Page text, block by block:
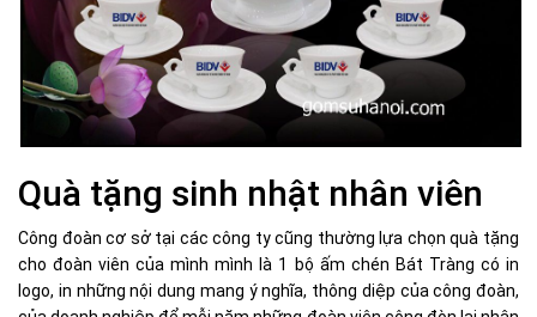
Quà tặng sinh nhật nhân viên
Công đoàn cơ sở tại các công ty cũng thường lựa chọn quà tặng
cho đoàn viên của mình mình là 1 bộ ấm chén Bát Tràng có in
logo, in những nội dung mang ý nghĩa, thông diệp của công đoàn,